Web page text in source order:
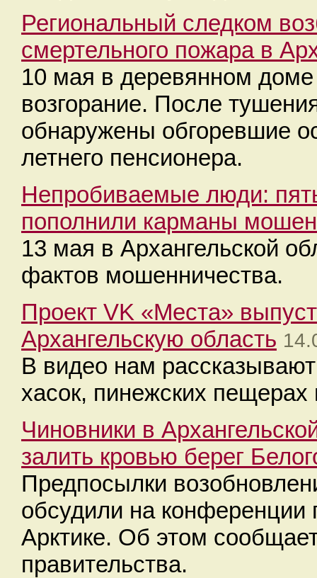
Региональный следком
смертельного пожара в
10 мая в деревянном
возгорание. После
обнаружены обгоревшие
летнего пенсионера.
Непробиваемые люди:
пополнили карманы
13 мая в Архангельской
фактов мошенничества.
Проект VK «Места»
Архангельскую область
В видео нам
хасок, пинежских
Чиновники в
залить кровью берег
Предпосылки
обсудили на конференции
Арктике. Об этом
правительства.